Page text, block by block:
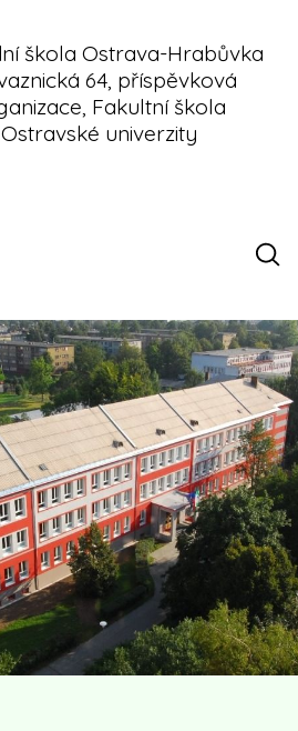
škola Ostrava-Hrabůvka
64, příspěvková
Fakultní škola
Ostravské univerzity